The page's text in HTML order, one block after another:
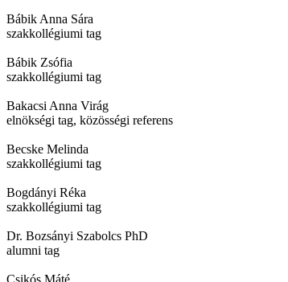
Bábik Anna Sára
szakkollégiumi tag
Bábik Zsófia
szakkollégiumi tag
Bakacsi Anna Virág
elnökségi tag, közösségi referens
Becske Melinda
szakkollégiumi tag
Bogdányi Réka
szakkollégiumi tag
Dr. Bozsányi Szabolcs PhD
alumni tag